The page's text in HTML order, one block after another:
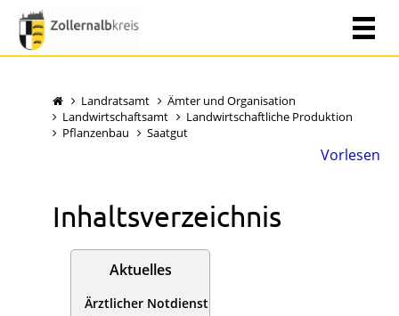
Landratsamt
Ämter und Organisation
Landwirtschaftsamt
Landwirtschaftliche Produktion
Pflanzenbau
Saatgut
Vorlesen
Inhaltsverzeichnis
Aktuelles
Ärztlicher Notdienst